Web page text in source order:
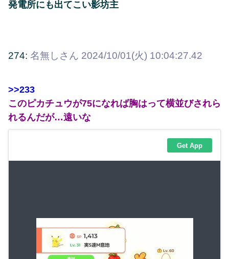
発電所にも出てこい影坊主
274: 名無しさん 2024/10/01(火) 10:04:27.42
>>233
このピカチュウが75になれば胸はって横並びされら
れるんだが…遠いな